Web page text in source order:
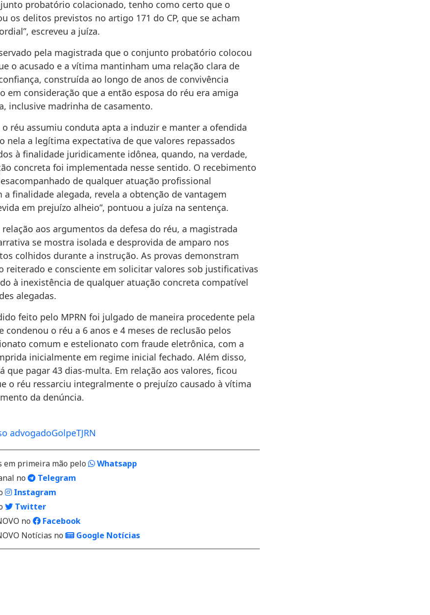
probatório colacionado, tenho como certo que o
os delitos previstos no artigo 171 do CP, que se acham
escreveu a juíza.
pela magistrada que o conjunto probatório colocou
o acusado e a vítima mantinham uma relação clara de
construída ao longo de anos de convivência
em consideração que a então esposa do réu era amiga
inclusive madrinha de casamento.
o réu assumiu conduta apta a induzir e manter a ofendida
nela a legítima expectativa de que valores repassados
à finalidade juridicamente idônea, quando, na verdade,
concreta foi implementada nesse sentido. O recebimento
de qualquer atuação profissional
a finalidade alegada, revela a obtenção de vantagem
em prejuízo alheio”, pontuou a juíza na sentença.
aos argumentos da defesa do réu, a magistrada
se mostra isolada e desprovida de amparo nos
colhidos durante a instrução. As provas demonstram
reiterado e consciente em solicitar valores sob justificativas
à inexistência de qualquer atuação concreta compatível
alegadas.
feito pelo MPRN foi julgado de maneira procedente pela
condenou o réu a 6 anos e 4 meses de reclusão pelos
comum e estelionato com fraude eletrônica, com a
inicialmente em regime inicial fechado. Além disso,
que pagar 43 dias-multa. Em relação aos valores, ficou
o réu ressarciu integralmente o prejuízo causado à vítima
da denúncia.
advogadoGolpeTJRN
em primeira mão pelo
Whatsapp
no
Telegram
Instagram
Twitter
no
Facebook
Notícias no
Google Notícias